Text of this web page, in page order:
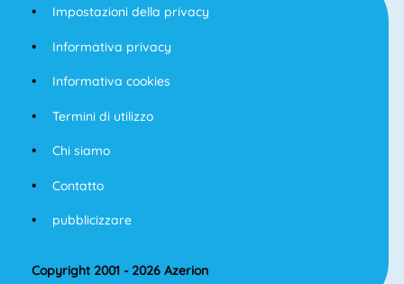
Impostazioni della privacy
Informativa privacy
Informativa cookies
Termini di utilizzo
Chi siamo
Contatto
pubblicizzare
Copyright 2001 - 2026 Azerion